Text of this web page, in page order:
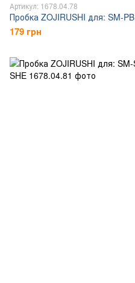
Артикул: 1678.04.78
Пробка ZOJIRUSHI для: SM-PB
179 грн